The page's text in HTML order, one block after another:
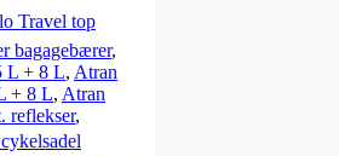
Travel top
bagagebærer,
L + 8 L, Atran
+ 8 L, Atran
reflekser,